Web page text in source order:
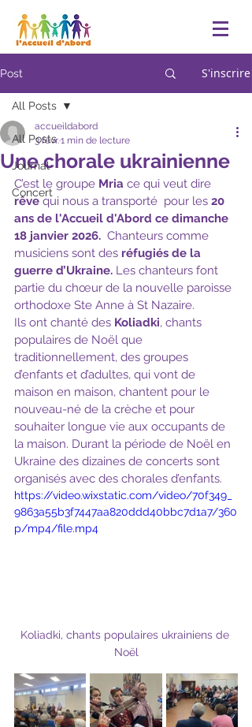
Post S'inscrire
All Posts
Journal
Concert
All Posts
Une chorale ukrainienne
accueildabord
3 févr.1 min de lecture
C’est le groupe Mria ce qui veut dire
rêve qui nous a transporté  pour les 20
ans de l'Accueil d'Abord ce dimanche
18 janvier 2026.
  Chanteurs comme
musiciens sont des réfugiés de la
guerre d’Ukraine. Les chanteurs font
partie du chœur de la nouvelle paroisse
orthodoxe Ste Anne à St Nazaire.
Ils ont chanté des Koliadki, chants
populaires de Noël que
traditionnellement, des groupes
d’enfants et d’adultes, qui vont de
maison en maison, chantent pour le
nouveau-né de la crèche et pour
souhaiter longue vie aux occupants de
la maison. Durant la période de Noël en
Ukraine des dizaines de concerts sont
organisés avec des chorales d’enfants.
https://video.wixstatic.com/video/70f349_
9863a55b3f7447aa820ddd40bbc7d1a7/360
p/mp4/file.mp4
Koliadki, chants populaires ukrainiens de
Noël